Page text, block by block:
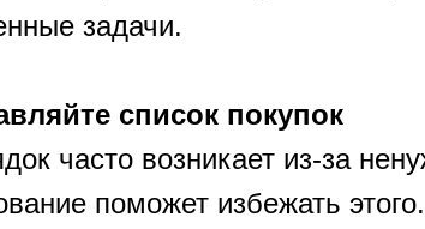
задачи.
список покупок
часто возникает из-за
поможет избежать этого.